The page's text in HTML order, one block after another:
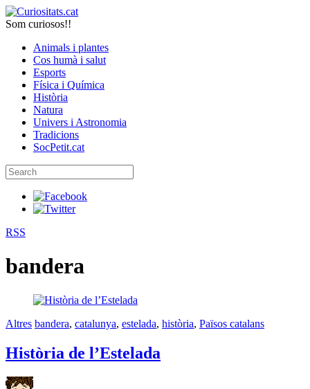
Som curiosos!!
Animals i plantes
Cos humà i salut
Esports
Física i Química
Història
Natura
Univers i Astronomia
Tradicions
SocPetit.cat
RSS
bandera
Altres bandera, catalunya, estelada, història, Països catalans
Història de l’Estelada